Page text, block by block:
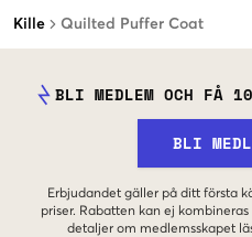
Kille Quilted Puffer Coat
BLI MEDLEM OCH FÅ
BLI
Erbjudandet gäller på ditt första
priser. Rabatten kan ej
detaljer om medlemsskapet